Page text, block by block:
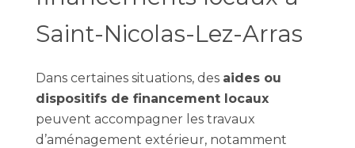
Saint-Nicolas-Lez-Arras
Dans certaines situations, des aides ou
dispositifs de financement locaux
peuvent accompagner les travaux
d’aménagement extérieur, notamment